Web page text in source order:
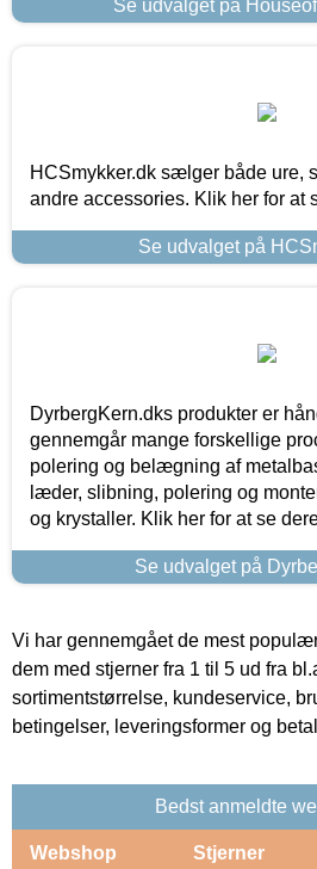
Se udvalget på
HCSmykker.dk sælger både ure,
andre accessories. Klik her for at
Se udvalget på
DyrbergKern.dks produkter er
gennemgår mange forskellige
polering og belægning af
læder, slibning, polering og
og krystaller. Klik her for at se
Se udvalget på
Vi har gennemgået de mest
dem med stjerner fra 1 til 5 ud fra
sortimentstørrelse, kundeservice,
betingelser, leveringsformer og
Bedst anmeldte
Webshop Stjerner